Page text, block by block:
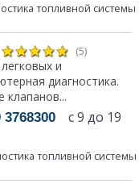
топливной системы
(5)
и
диагностика.
клапанов...
3768300 с 9 до 19
топливной системы